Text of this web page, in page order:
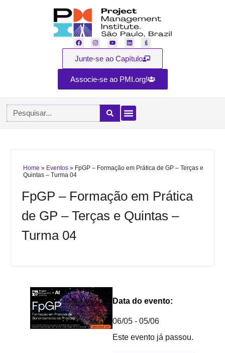
Junte-se ao Capítulo
Associe-se ao PMI.org!
Home » Eventos » FpGP – Formação em Prática de GP – Terças e
Quintas – Turma 04
FpGP – Formação em Prática
de GP – Terças e Quintas –
Turma 04
Data do evento:
06/05 - 05/06
Este evento já passou.